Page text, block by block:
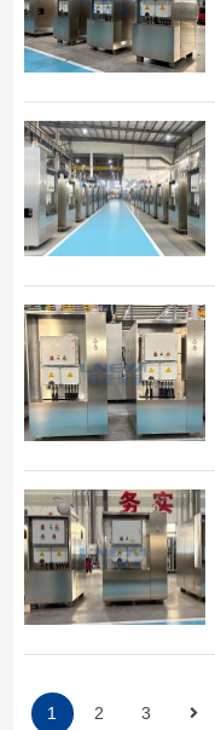
1 2 3